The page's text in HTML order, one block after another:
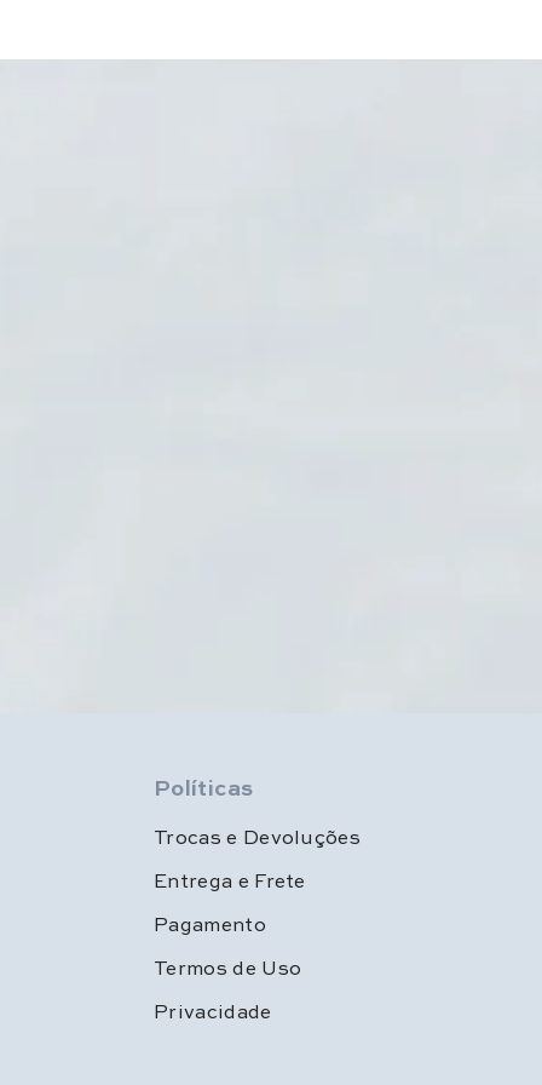
Políticas
Trocas e Devoluções
Entrega e Frete
Pagamento
Termos de Uso
Privacidade